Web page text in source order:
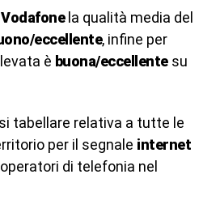
Vodafonela qualità media del
eccellente, infine per
è buona/eccellentesu
tabellare relativa a tutte le
per il segnale internet
di telefonia nel